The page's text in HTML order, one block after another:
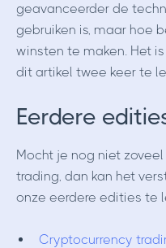
geavanceerder de
gebruiken is, maar hoe
winsten te maken. Het
dit artikel twee keer te
Eerdere
Mocht je nog niet
trading, dan kan het
onze eerdere edities te
Cryptocurrency